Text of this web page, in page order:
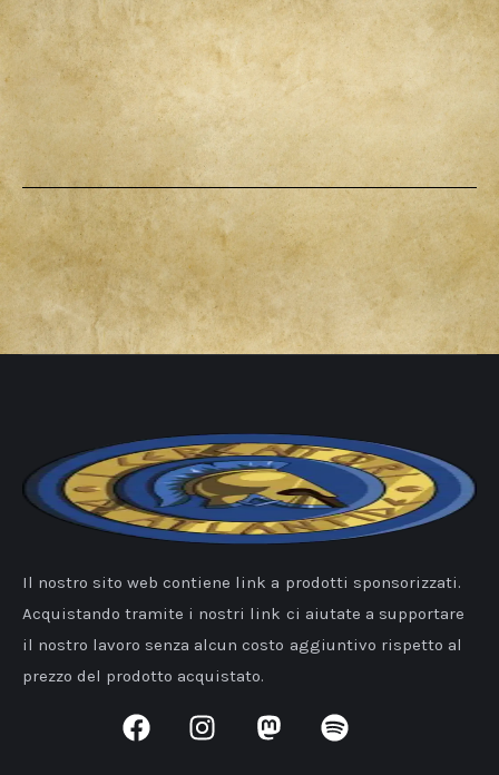
Il nostro sito web contiene link a prodotti sponsorizzati.
Acquistando tramite i nostri link ci aiutate a supportare
il nostro lavoro senza alcun costo aggiuntivo rispetto al
prezzo del prodotto acquistato.